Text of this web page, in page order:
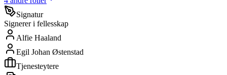
Signatur
Signerer i fellesskap
Alfie Haaland
Egil Johan Østenstad
Tjenesteytere